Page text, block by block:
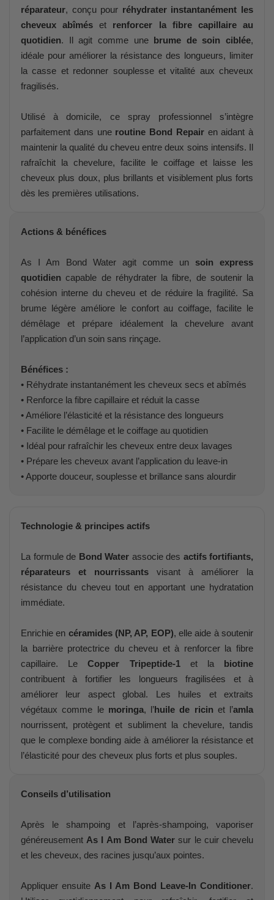
réparateur, conçu pour réhydrater instantanément les
cheveux abîmés et renforcer la fibre capillaire au
quotidien. Il agit comme une brume de soin ciblée,
idéale pour améliorer la résistance des longueurs, limiter
la casse et redonner souplesse et vitalité aux cheveux
fragilisés.
Utilisé à domicile, ce spray professionnel s’intègre
parfaitement dans une routine Bond Repairen aidant à
maintenir la qualité du cheveu entre deux soins intensifs. Il
rafraîchit la chevelure, facilite le coiffage et laisse les
cheveux plus doux, plus brillants et visiblement plus forts
dès les premières utilisations.
Actions & bénéfices
As I Am Bond Water agit comme un soin express
quotidien capable de réhydrater la fibre, de soutenir la
cohésion interne du cheveu et de réduire la fragilité. Sa
brume légère améliore le confort au coiffage, facilite le
démêlage et prépare idéalement la chevelure avant
l’application d’un soin sans rinçage.
Bénéfices :
• Réhydrate instantanément les cheveux secs et abîmés
• Renforce la fibre capillaire et réduit la casse
• Améliore l’élasticité et la résistance des longueurs
• Facilite le démêlage et le coiffage au quotidien
• Idéal pour rafraîchir les cheveux entre deux lavages
• Prépare les cheveux avant l’application du leave-in
• Apporte douceur, souplesse et brillance sans alourdir
Technologie & principes actifs
La formule de Bond Water associe des actifs fortifiants,
réparateurs et nourrissants visant à améliorer la
résistance du cheveu tout en apportant une hydratation
immédiate.
Enrichie en céramides (NP, AP, EOP), elle aide à soutenir
la barrière protectrice du cheveu et à renforcer la fibre
capillaire. LeCopper Tripeptide-1et la biotine
contribuent à fortifier les longueurs fragilisées et à
améliorer leur aspect global. Les huiles et extraits
végétaux comme le moringa, l’huile de ricin et l’amla
nourrissent, protègent et subliment la chevelure, tandis
que le complexe bonding aide à améliorer la résistance et
l’élasticité pour des cheveux plus forts et plus souples.
Conseils d’utilisation
Après le shampoing et l’après-shampoing, vaporiser
généreusement As I Am Bond Water sur le cuir chevelu
et les cheveux, des racines jusqu’aux pointes.
Appliquer ensuite As I Am Bond Leave-In Conditioner.